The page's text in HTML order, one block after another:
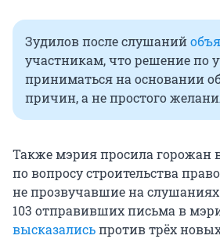
Зудилов после слушаний
участникам, что решение по
приниматься на основании
причин, а не простого
Также мэрия просила горожан
по вопросу строительства
не прозвучавшие на
103 отправивших письма в
высказалисьпротив трёх